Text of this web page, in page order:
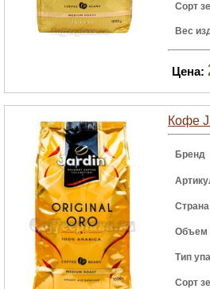
Сорт
Вес
Цена:
Кофе
Бренд
Объем
Тип
Сорт